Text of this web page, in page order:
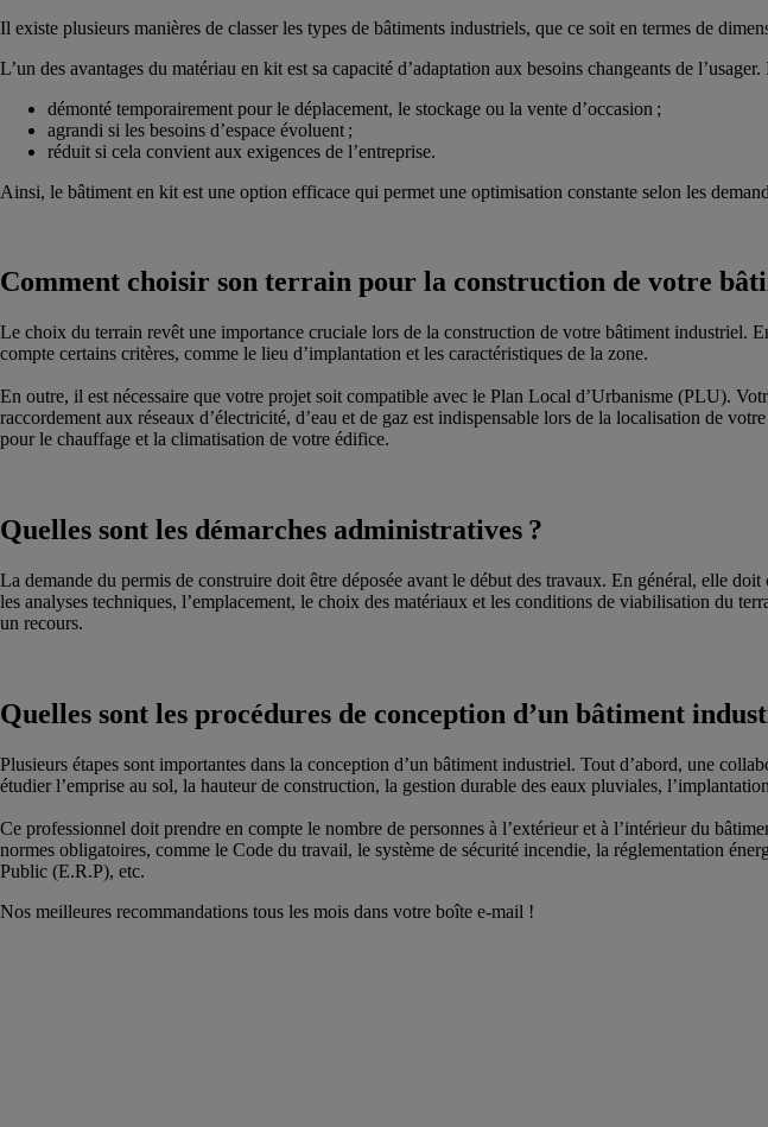
Il existe plusieurs manières de classer les types de bâtiments industriels, que ce soit en termes de
L’un des avantages du matériau en kit est sa capacité d’adaptation aux besoins changeants de
démonté temporairement pour le déplacement, le stockage ou la vente d’occasion ;
agrandi si les besoins d’espace évoluent ;
réduit si cela convient aux exigences de l’entreprise.
Ainsi, le bâtiment en kit est une option efficace qui permet une optimisation constante selon les
Comment choisir son terrain pour la construction de votre
Le choix du terrain revêt une importance cruciale lors de la construction de votre bâtiment industriel.
compte certains critères, comme le lieu d’implantation et les caractéristiques de la zone.
En outre, il est nécessaire que votre projet soit compatible avec le Plan Local d’Urbanisme (PLU).
raccordement aux réseaux d’électricité, d’eau et de gaz est indispensable lors de la localisation de
pour le chauffage et la climatisation de votre édifice.
Quelles sont les démarches administratives ?
La demande du permis de construire doit être déposée avant le début des travaux. En général, elle
les analyses techniques, l’emplacement, le choix des matériaux et les conditions de viabilisation du
un recours.
Quelles sont les procédures de conception d’un bâtiment
Plusieurs étapes sont importantes dans la conception d’un bâtiment industriel. Tout d’abord, une
étudier l’emprise au sol, la hauteur de construction, la gestion durable des eaux pluviales,
Ce professionnel doit prendre en compte le nombre de personnes à l’extérieur et à l’intérieur du
normes obligatoires, comme le Code du travail, le système de sécurité incendie, la réglementation
Public (E.R.P), etc.
Nos meilleures recommandations tous les mois dans votre boîte e-mail !